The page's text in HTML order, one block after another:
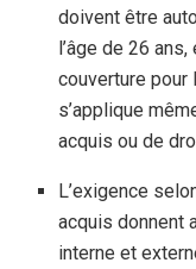
doivent être
l’âge de 26
couverture pour
s’applique
acquis ou de
L’exigence
acquis donnent
interne et